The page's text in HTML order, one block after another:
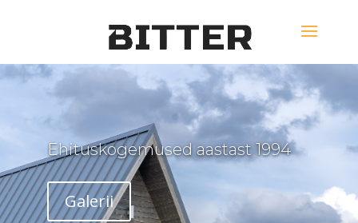
Ehituskogemused aastast 1994
Galerii